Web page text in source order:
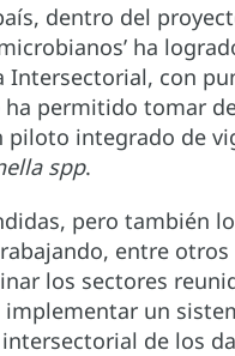
dentro del
ha
Intersectorial, con
permitido tomar
integrado de
spp.
pero también
entre
los sectores
un
de los